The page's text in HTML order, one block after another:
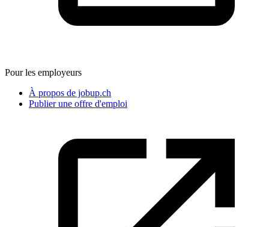
Pour les employeurs
À propos de jobup.ch
Publier une offre d'emploi